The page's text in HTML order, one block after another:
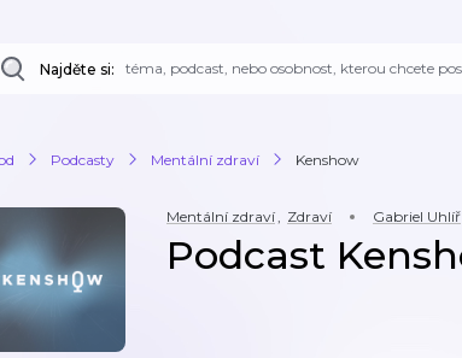
Najděte si:
Podcasty Mentální zdraví Kenshow
Mentální zdraví, Zdraví Gabriel Uhlíř
Podcast